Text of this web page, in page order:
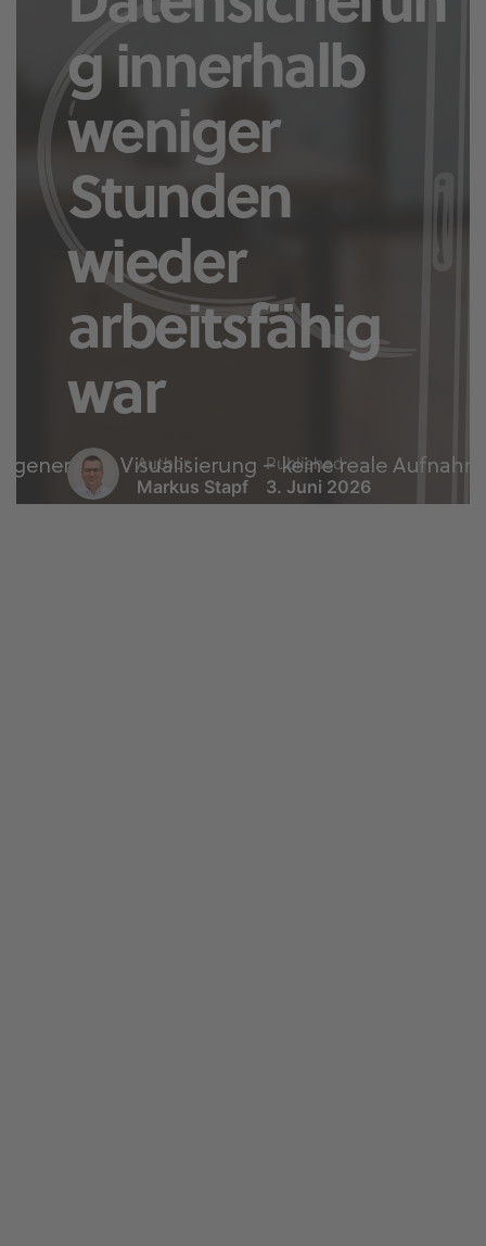
g innerhalb
weniger
Stunden
wieder
arbeitsfähig
war
Author
Markus Stapf
Published
3. Juni 2026